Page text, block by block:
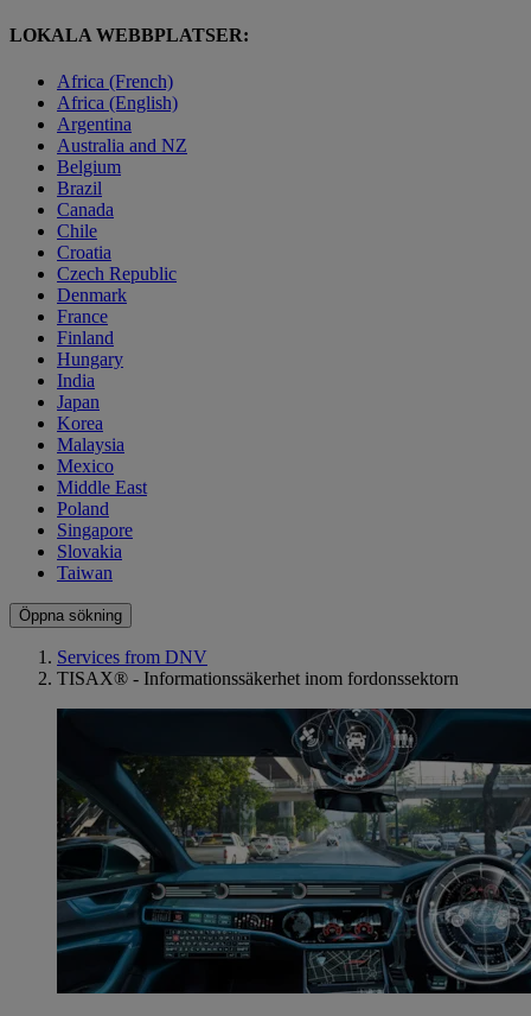
LOKALA WEBBPLATSER:
Africa (French)
Africa (English)
Argentina
Australia and NZ
Belgium
Brazil
Canada
Chile
Croatia
Czech Republic
Denmark
France
Finland
Hungary
India
Japan
Korea
Malaysia
Mexico
Middle East
Poland
Singapore
Slovakia
Taiwan
Öppna sökning
Services from DNV
TISAX® - Informationssäkerhet inom fordonssektorn